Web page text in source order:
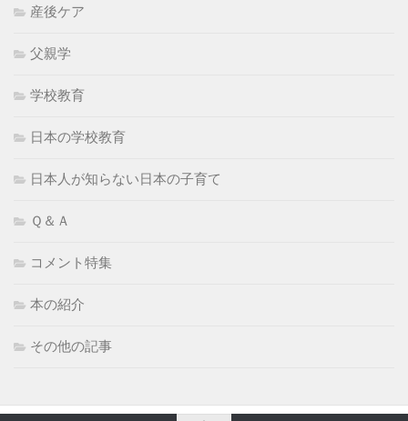
産後ケア
父親学
学校教育
日本の学校教育
日本人が知らない日本の子育て
Ｑ＆Ａ
コメント特集
本の紹介
その他の記事